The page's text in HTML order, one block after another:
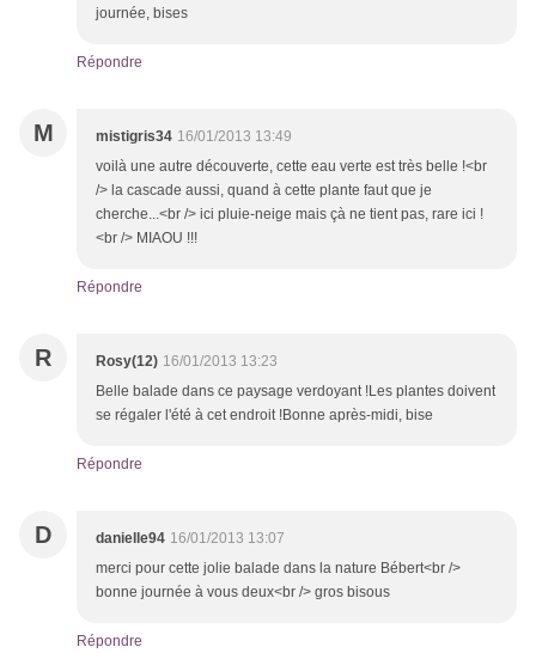
journée, bises
Répondre
M mistigris34 16/01/2013 13:49
voilà une autre découverte, cette eau verte est très belle !<br
/> la cascade aussi, quand à cette plante faut que je
cherche...<br /> ici pluie-neige mais çà ne tient pas, rare ici !
<br /> MIAOU !!!
Répondre
R Rosy(12) 16/01/2013 13:23
Belle balade dans ce paysage verdoyant !Les plantes doivent
se régaler l'été à cet endroit !Bonne après-midi, bise
Répondre
D danielle94 16/01/2013 13:07
merci pour cette jolie balade dans la nature Bébert<br />
bonne journée à vous deux<br /> gros bisous
Répondre